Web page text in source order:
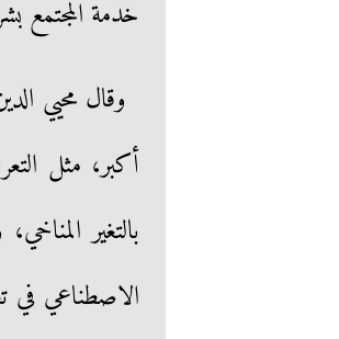
خدمة المجتمع
وقال محيي
أكبر، مثل
بالتغير
الاصطناعي في